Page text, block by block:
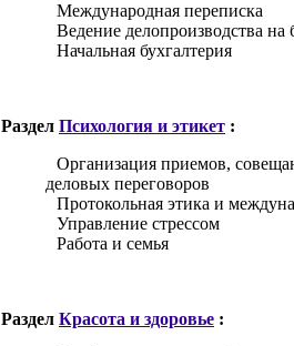
Международная переписка
Ведение делопроизводства на
Начальная бухгалтерия
Раздел Психология и этикет :
Организация приемов,
деловых переговоров
Протокольная этика и
Управление стрессом
Работа и семья
Раздел Красота и здоровье :